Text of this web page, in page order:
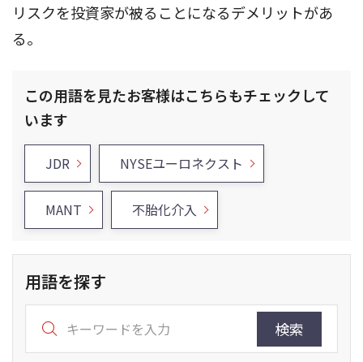
リスクを投資家が被ることになるデメリットがあ
る。
この用語を見たお客様はこちらもチェックして
います
JDR NYSEユーロネクスト
MANT 不胎化介入
用語を探す
検索